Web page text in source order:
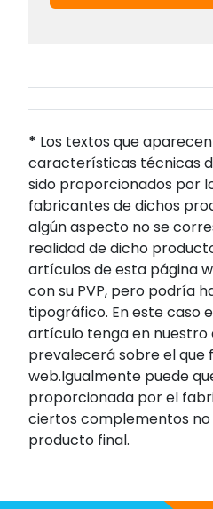
* Los textos que
características técnicas
sido proporcionados por
fabricantes de dichos
algún aspecto no se
realidad de dicho
artículos de esta página
con su PVP, pero podría
tipográfico. En este caso
artículo tenga en
prevalecerá sobre el que
web.Igualmente puede
proporcionada por el
ciertos complementos no
producto final.